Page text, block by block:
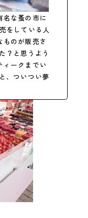
な蚤の市に
をしている人
ものが販売さ
？と思うよう
ィークまでい
、ついつい夢